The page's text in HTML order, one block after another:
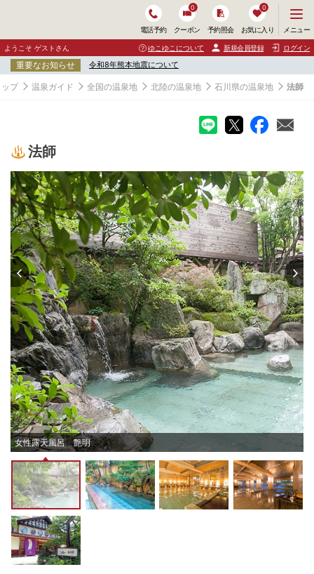
電話予約 クーポン
0
予約照会 お気に入り
0
ニ
ュ
ー
開
く
メニュー
ようこそ ゲストさん ゆこゆこについて 新規会員登録 ログイン
重要なお知らせ 令和8年熊本地震について
プ 温泉ガイド 全国の温泉地 北陸の温泉地 石川県の温泉地 法師
法師
女性露天風呂 艶明